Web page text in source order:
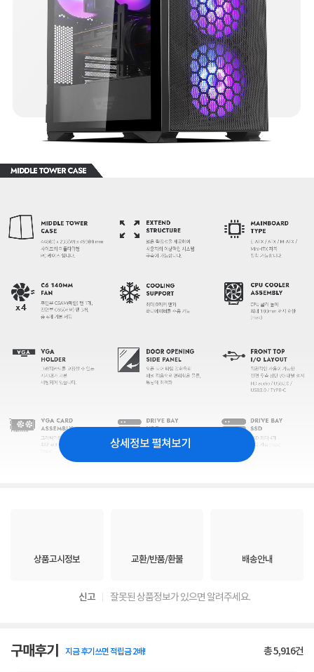
상세정보 펼쳐보기
상품고시정보 교환/반품/환불 배송안내
신고 잘못된 상품정보가 있으면 알려주세요.
구매후기 지금 후기쓰면 적립금 2배! 총5,916건